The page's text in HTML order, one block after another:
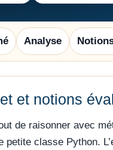
Analyse
et notions
de raisonner avec
petite classe Python.